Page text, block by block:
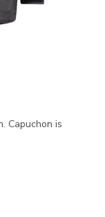
Capuchon is